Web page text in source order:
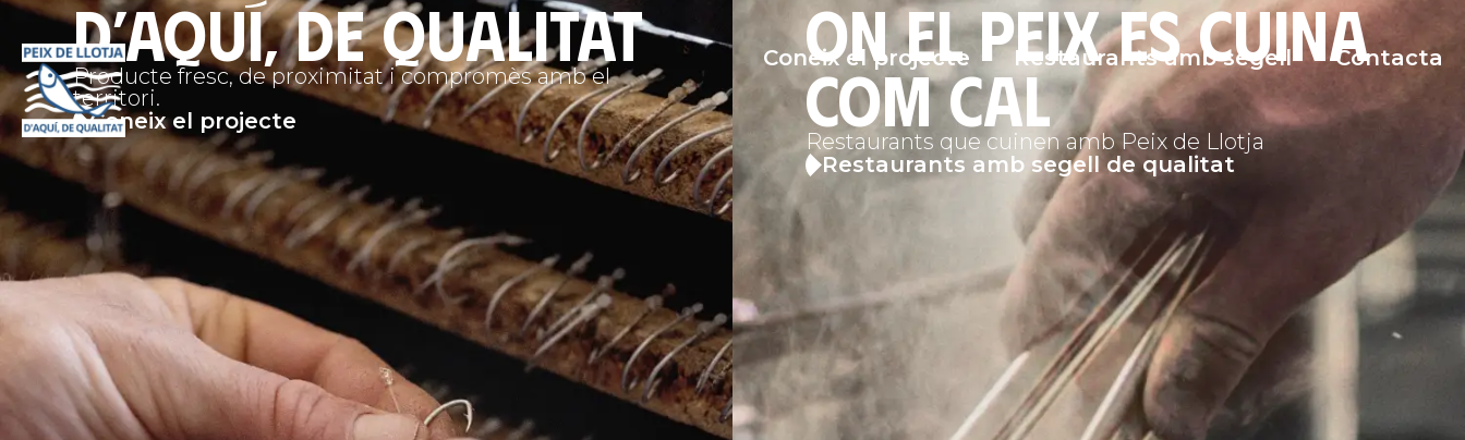
Coneix el projecte Restaurants amb segell Contacta
D’aquí, de qualitat
Producte fresc, de proximitat i compromès amb el
territori.
Coneix el projecte
On el peix es cuina
com cal
Restaurants que cuinen amb Peix de Llotja
Restaurants amb segell de qualitat